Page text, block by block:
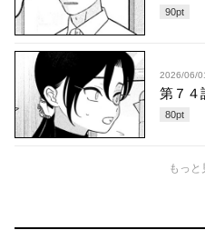
90pt
2026/06/
第７
80pt
もっと